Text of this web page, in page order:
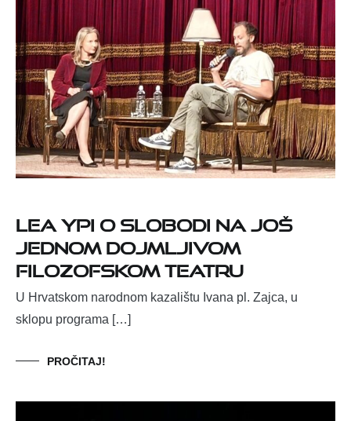
Lea Ypi o slobodi na još
jednom dojmljivom
Filozofskom teatru
U Hrvatskom narodnom kazalištu Ivana pl. Zajca, u
sklopu programa […]
PROČITAJ!